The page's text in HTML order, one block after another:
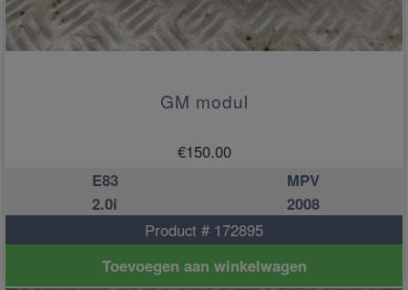
GM modul
€150.00
E83
MPV
2.0i
2008
Product # 172895
Toevoegen aan winkelwagen